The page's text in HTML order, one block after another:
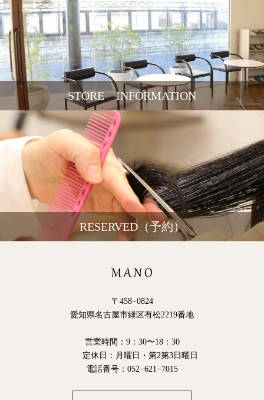
STORE INFORMATION
RESERVED（予約）
〒458−0824
愛知県名古屋市緑区有松2219番地
営業時間：9：30〜18：30
定休日：月曜日・第2第3日曜日
電話番号：052−621−7015